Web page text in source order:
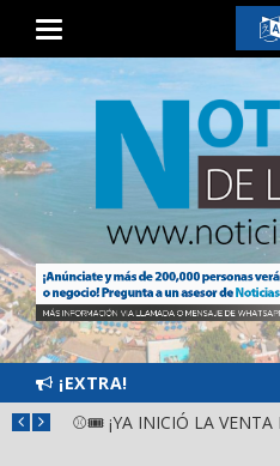
¡EXTRA!